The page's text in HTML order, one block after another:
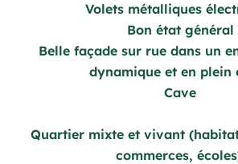
Volets métalliques
Bon état général
Belle façade sur rue dans un
dynamique et en plein
Cave
Quartier mixte et vivant
commerces,